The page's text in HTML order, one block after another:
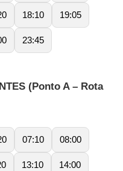
18:10 19:05
23:45
(Ponto A – Rota
07:10 08:00
13:10 14:00